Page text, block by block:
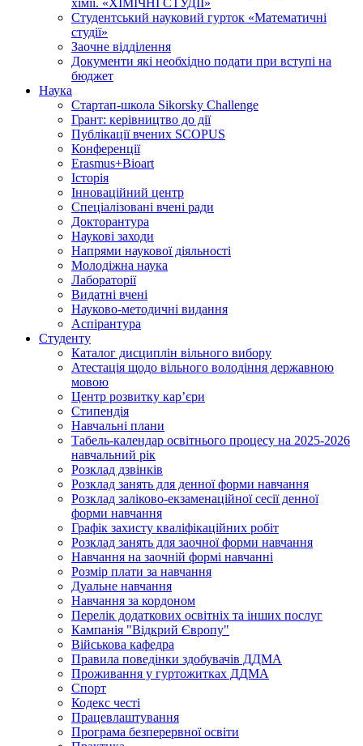
Студентський науковий гурток «Математичні
студії»
Заочне відділення
Документи які необхідно подати при вступі на
бюджет
Наука
Стартап-школа Sikorsky Challenge
Грант: керівництво до дії
Публікації вчених SCOPUS
Конференції
Erasmus+Bioart
Історія
Інноваційний центр
Спеціалізовані вчені ради
Докторантура
Наукові заходи
Напрями наукової діяльності
Молодіжна наука
Лабораторії
Видатні вчені
Науково-методичні видання
Аспірантура
Студенту
Каталог дисциплін вільного вибору
Атестація щодо вільного володіння державною
мовою
Центр розвитку кар’єри
Стипендія
Навчальні плани
Табель-календар освітнього процесу на 2025-2026
навчальний рік
Розклад дзвінків
Розклад занять для денної форми навчання
Розклад заліково-екзаменаційної сесії денної
форми навчання
Графік захисту кваліфікаційних робіт
Розклад занять для заочної форми навчання
Навчання на заочній формі навчанні
Розмір плати за навчання
Дуальне навчання
Навчання за кордоном
Перелік додаткових освітніх та інших послуг
Кампанія "Відкрий Європу"
Військова кафедра
Правила поведінки здобувачів ДДМА
Проживання у гуртожитках ДДМА
Спорт
Кодекс честі
Працевлаштування
Програма безперервної освіти